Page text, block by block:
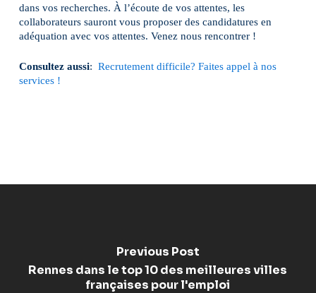
dans vos recherches. À l’écoute de vos attentes, les
collaborateurs sauront vous proposer des candidatures en
adéquation avec vos attentes. Venez nous rencontrer !
Consultez aussi: Recrutement difficile? Faites appel à nos
services !
Previous Post
Rennes dans le top 10 des meilleures villes
françaises pour l'emploi